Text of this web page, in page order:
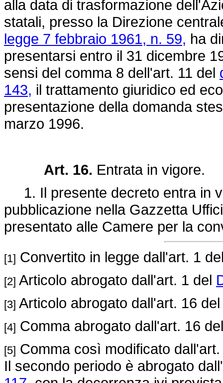
alla data di trasformazione
statali, presso la Direzione
legge 7 febbraio 1961, n. 59, ha
presentarsi entro il 31 dicembre
sensi del comma 8 dell'art. 11 del
143, il trattamento giuridico ed
presentazione della domanda
marzo 1996.
Art. 16. Entrata in vigore.
1. Il presente decreto entra in
pubblicazione nella Gazzetta
presentato alle Camere per la
[1] Convertito in legge dall'art. 1
[2] Articolo abrogato dall'art. 1 del
[3] Articolo abrogato dall'art. 16
[4] Comma abrogato dall'art. 16
[5] Comma così modificato
Il secondo periodo è abrogato